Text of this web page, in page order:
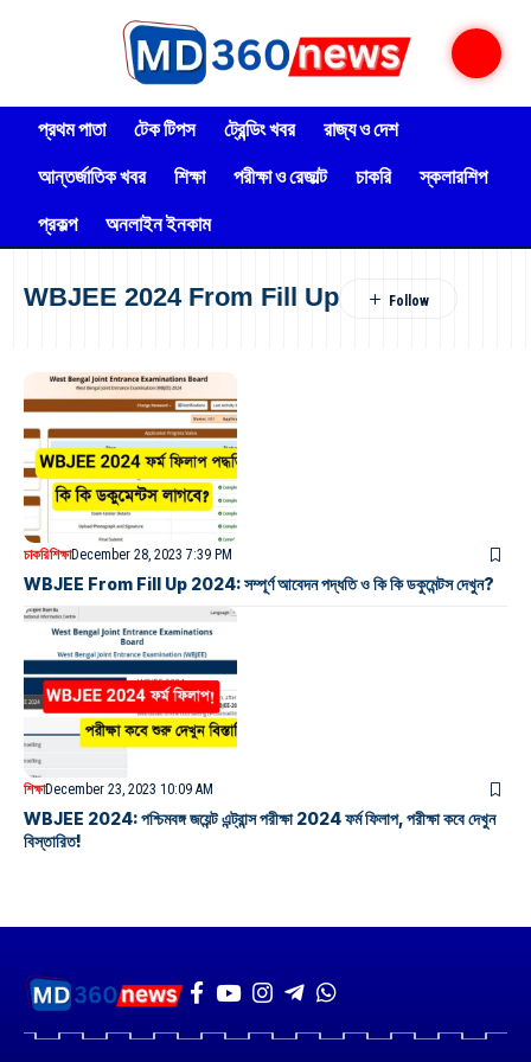
প্রথম পাতা টেক টিপস ট্রেন্ডিং খবর
রাজ্য ও দেশ
আন্তর্জাতিক খবর
শিক্ষা পরীক্ষা ও রেজাল্ট চাকরি
স্কলারশিপ
প্রকল্প
অনলাইন ইনকাম
WBJEE 2024 From Fill Up
চাকরিশিক্ষাDecember 28, 2023 7:39 PM
WBJEE From Fill Up 2024: সম্পূর্ণ আবেদন পদ্ধতি ও কি কি ডকুমেন্টস দেখুন?
শিক্ষাDecember 23, 2023 10:09 AM
WBJEE 2024: পশ্চিমবঙ্গ জয়েন্ট এন্ট্রান্স পরীক্ষা 2024 ফর্ম ফিলাপ, পরীক্ষা কবে দেখুন
বিস্তারিত!